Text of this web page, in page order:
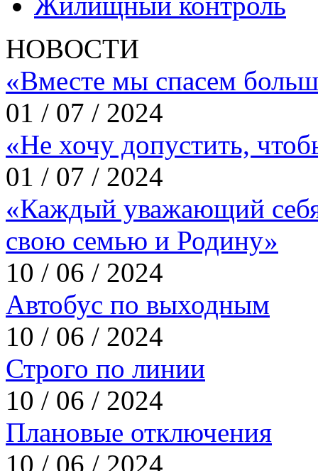
НОВОСТИ
«Вместе мы спасем
01 / 07 / 2024
«Не хочу допустить,
01 / 07 / 2024
«Каждый уважающий
свою семью и Родину»
10 / 06 / 2024
Автобус по выходным
10 / 06 / 2024
Строго по линии
10 / 06 / 2024
Плановые отключения
10 / 06 / 2024